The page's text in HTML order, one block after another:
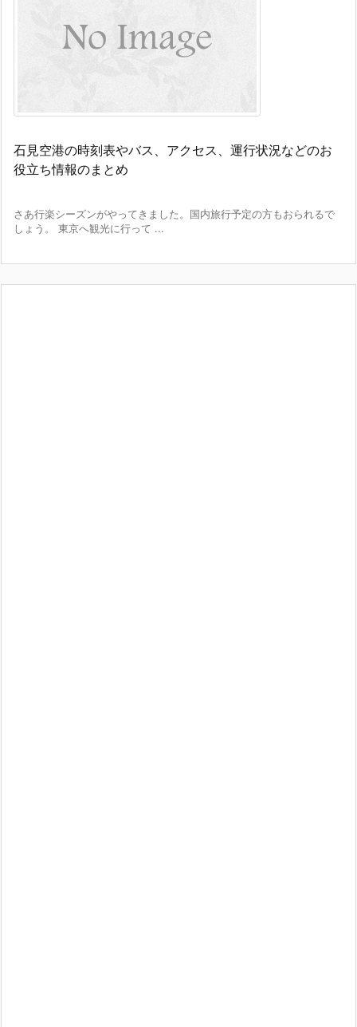
石見空港の時刻表やバス、アクセス、運行状況などのお
役立ち情報のまとめ
さあ行楽シーズンがやってきました。国内旅行予定の方もおられるで
しょう。 東京へ観光に行って ...